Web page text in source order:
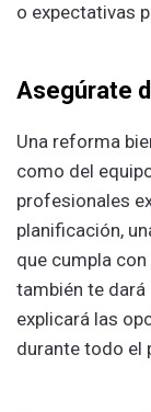
o expectativas
Asegúrate
Una reforma
como del
profesionales
planificación,
que cumpla
también te dará
explicará las
durante todo el